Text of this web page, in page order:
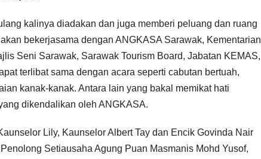
kalinya diadakan dan juga memberi peluang dan ruang
bekerjasama dengan ANGKASA Sarawak, Kementarian
Seni Sarawak, Sarawak Tourism Board, Jabatan KEMAS,
terlibat sama dengan acara seperti cabutan bertuah,
kanak-kanak. Antara lain yang bakal memikat hati
dikendalikan oleh ANGKASA.
Lily, Kaunselor Albert Tay dan Encik Govinda Nair
Setiausaha Agung Puan Masmanis Mohd Yusof,